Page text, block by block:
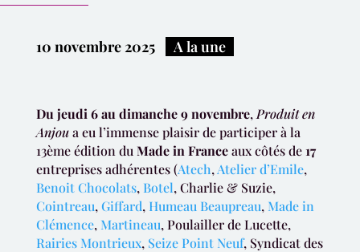
10 novembre 2025| A la une
Du jeudi 6 au dimanche 9 novembre, Produit en
Anjoua eu l’immense plaisir de participer à la
13ème édition du Made in Franceaux côtés de17
entreprises adhérentes (Atech, Atelier d’Emile,
Benoit Chocolats, Botel, Charlie & Suzie,
Cointreau, Giffard, Humeau Beaupreau, Made in
Clémence, Martineau, Poulailler de Lucette,
Rairies Montrieux, Seize Point Neuf, Syndicat des